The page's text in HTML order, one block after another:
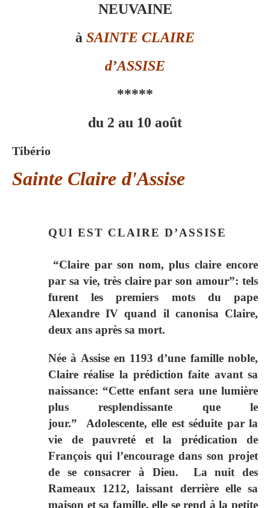
NEUVAINE
à SAINTE CLAIRE
d’ASSISE
*****
du 2 au 10 août
Tibério
Sainte Claire d'Assise
QUI EST CLAIRE D’ASSISE
“Claire par son nom, plus claire encore
par sa vie, très claire par son amour”: tels
furent les premiers mots du pape
Alexandre IV quand il canonisa Claire,
deux ans après sa mort.
Née à Assise en 1193 d’une famille noble,
Claire réalise la prédiction faite avant sa
naissance: “Cette enfant sera une lumière
plus resplendissante que le
jour.” Adolescente, elle est séduite par la
vie de pauvreté et la prédication de
François qui l’encourage dans son projet
de se consacrer à Dieu. La nuit des
Rameaux 1212, laissant derrière elle sa
maison et sa famille, elle se rend à la petite